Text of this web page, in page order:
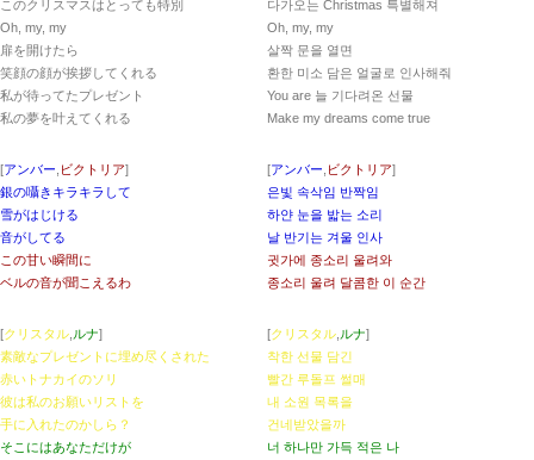
このクリスマスはとっても特別
Oh, my, my
扉を開けたら
笑顔の顔が挨拶してくれる
私が待ってたプレゼント
私の夢を叶えてくれる
[アンバー ビクトリア]
銀の囁きキラキラして
雪がはじける
音がしてる
この甘い瞬間に
ベルの音が聞こえるわ
[クリスタル ルナ]
素敵なプレゼントに埋め尽くされた
赤いトナカイのソリ
彼は私のお願いリストを
手に入れたのかしら？
そこにはあなただけが
다가오는 Christmas 특별해져
Oh, my, my
살짝 문을 열면
환한 미소 담은 얼굴로 인사해줘
You are 늘 기다려온 선물
Make my dreams come true
[アンバー ビクトリア]
은빛 속삭임 반짝임
하얀 눈을 밟는 소리
날 반기는 겨울 인사
귓가에 종소리 울려와
종소리 울려 달콤한 이 순간
[クリスタル ルナ]
착한 선물 담긴
빨간 루돌프 썰매
내 소원 목록을
건네받았을까
너 하나만 가득 적은 나